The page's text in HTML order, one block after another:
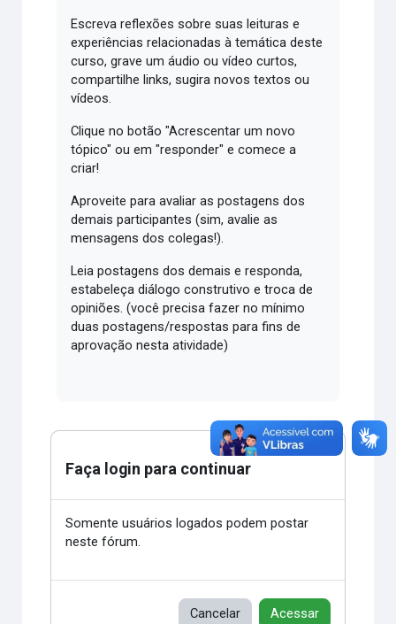
Escreva reflexões sobre suas leituras e
experiências relacionadas à temática deste
curso, grave um áudio ou vídeo curtos,
compartilhe links, sugira novos textos ou
vídeos.
Clique no botão "Acrescentar um novo
tópico" ou em "responder" e comece a
criar!
Aproveite para avaliar as postagens dos
demais participantes (sim, avalie as
mensagens dos colegas!).
Leia postagens dos demais e responda,
estabeleça diálogo construtivo e troca de
opiniões. (você precisa fazer no mínimo
duas postagens/respostas para fins de
aprovação nesta atividade)
Faça login para continuar
Somente usuários logados podem postar
neste fórum.
Cancelar Acessar